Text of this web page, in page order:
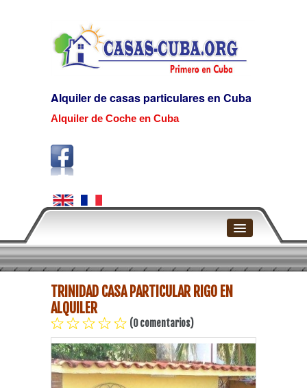
Alquiler de casas particulares en Cuba
Alquiler de Coche en Cuba
Home
La Habana
Playa Habana
Pinar del Río
TRINIDAD CASA PARTICULAR RIGO EN
ALQUILER
(0 comentarios)